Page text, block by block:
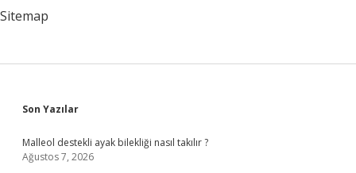
Sitemap
Sidebar
Son Yazılar
Malleol destekli ayak bilekliği nasıl takılır ?
Ağustos 7, 2026